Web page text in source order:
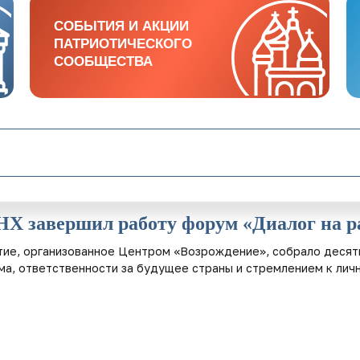
СОБЫТИЯ И АКЦИИ
ПАТРИОТИЧЕСКОГО
СООБЩЕСТВА
СОБЫТИЯ И АКЦИИ
ПАТРИОТИЧЕСКОГО
СООБЩЕСТВА
завершил работу форум «Диалог на
организованное Центром «Возрождение», собрало
ответственности за будущее страны и стремлением к